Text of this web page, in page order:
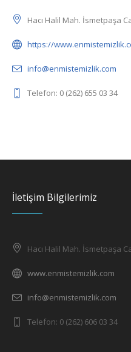
Hacı Halil Mah. İsmetpaşa
https://
info@enmistemizlik.com
Telefon: 0 (262) 655 03 34
İletişim Bilgilerimiz
Hacı Halil Mah. İsmetpaşa
www.enmistemizlik.com
info@enmistemizlik.com
Telefon: 0 (262) 606 03 34